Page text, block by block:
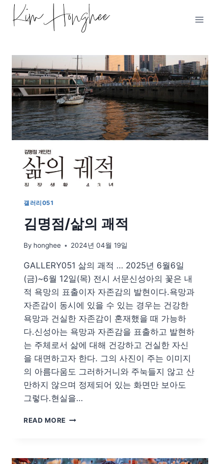
Skip
갤러리051
김명점/삶의 괘적
By honghee 2024년 04월 19일
GALLERY051 삶의 괘적 … 2025년 6월6일
(금)~6월 12일(목) 전시 서문신성아의 꽃은 내
적 욕망의 표출이자 자존감의 발현이다.욕망과
자존감이 동시에 있을 수 있는 경우는 건강한
욕망과 건실한 자존감이 혼재했을 때 가능하
다.신성아는 욕망과 자존감을 표출하고 발현하
는 주체로서 삶에 대해 건강하고 건실한 자신
을 대면하고자 한다. 그의 사진이 주는 이미지
의 아름다움도 그러하거니와 주눅들지 않고 산
만하지 않으며 정제되어 있는 화면만 보아도
그렇다.현실을…
READ MORE 김
의